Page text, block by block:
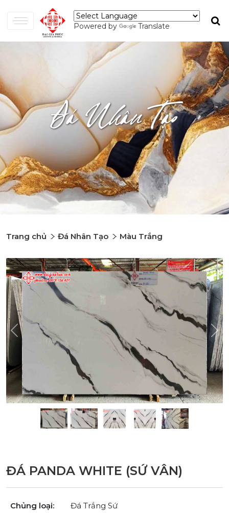
Powered by Translate
Đá Nhân Tạo
Trang chủ Đá Nhân Tạo Màu Trắng
Previous
ĐÁ PANDA WHITE (SỨ VÂN)
Chủng loại:
Đá Trắng Sứ